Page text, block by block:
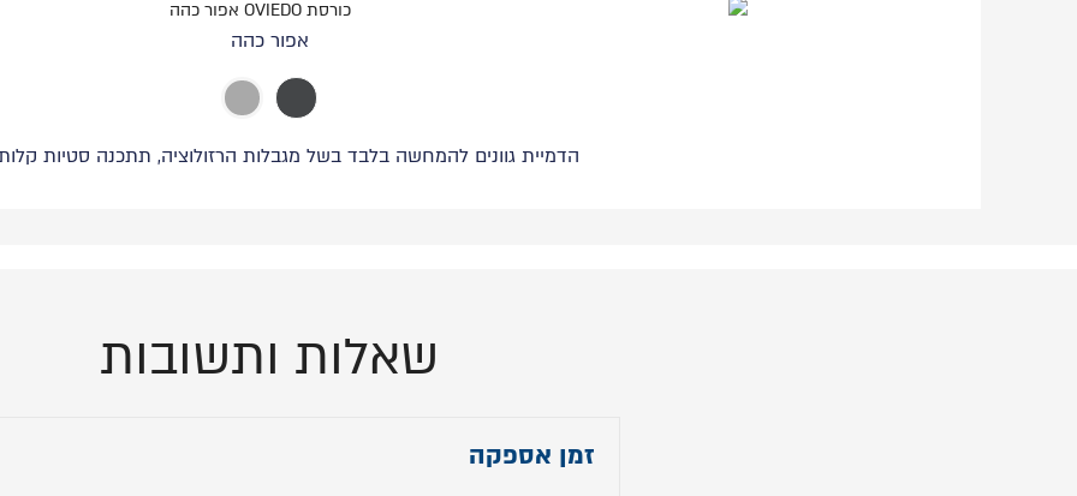
אפור כהה
הדמיית גוונים להמחשה בלבד בשל מגבלות הרזולוציה, תתכנה סטיות קלות
שאלות ותשובות
זמן אספקה